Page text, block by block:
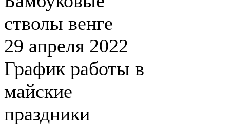
стволы венге
29 апреля 2022
График работы в
майские
праздники